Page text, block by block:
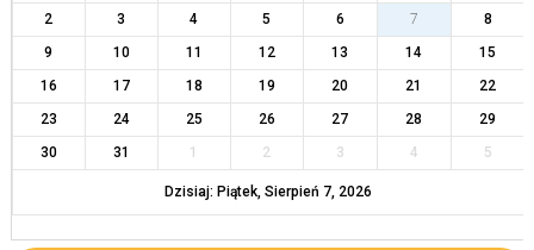
2
3 4 5 6 7
8
9
10 11 12 13 14
15
16
17 18 19 20 21
22
23
24 25 26 27 28
29
30
31 1 2 3 4 5
Dzisiaj: Piątek, Sierpień 7, 2026